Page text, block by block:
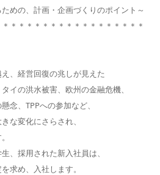
めの、計画・企画づくりのポイント～
＊＊＊＊＊＊＊＊＊＊＊＊＊＊＊＊＊
、経営回復の兆しが見えた
イの洪水被害、欧州の金融危機、
念、TPPへの参加など、
な変化にさらされ、
、採用された新入社員は、
求め、入社します。